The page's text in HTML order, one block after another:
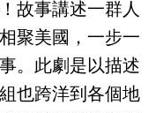
故事講述一群人
聚美國，一步一
。此劇是以描述
也跨洋到各個地